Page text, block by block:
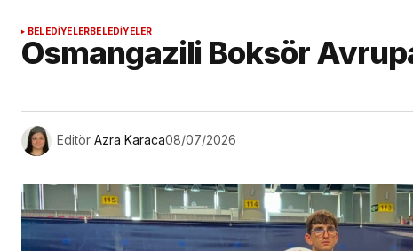
BELEDİYELERBELEDİYELER
Osmangazili Boksör
Editör Azra Karaca08/07/2026